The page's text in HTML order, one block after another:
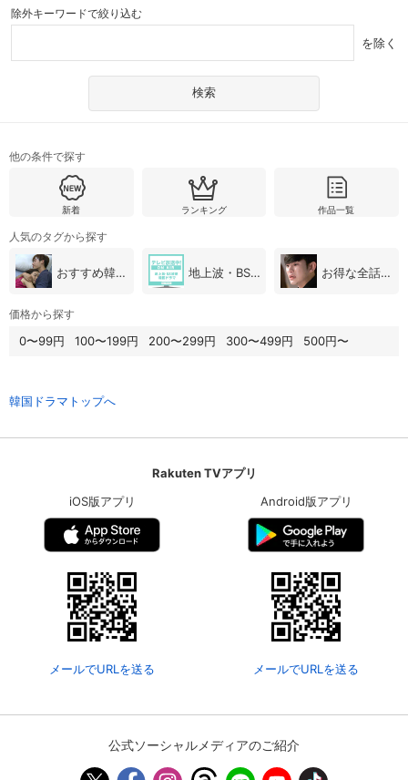
会員情報
ジットカード情報の変更が可能です。
決済方法変更 決済方法の変更が可能です。
除外キーワードで絞り込む
を除く
他の条件で探す
新着 ランキング 作品一覧
人気のタグから探す
おすすめ韓国ドラマ 地上波・BS放送（韓国ドラマ） お得な全話パック
価格から探す
0〜99円 100〜199円 200〜299円 300〜499円 500円〜
韓国ドラマトップへ
Rakuten TVアプリ
iOS版アプリ
メールでURLを送る
Android版アプリ
メールでURLを送る
公式ソーシャルメディアのご紹介